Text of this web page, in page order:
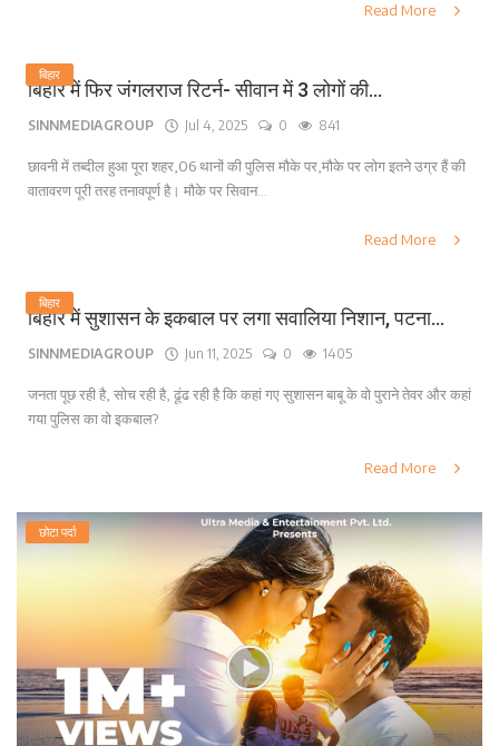
Read More
बिहार
बिहार में फिर जंगलराज रिटर्न- सीवान में 3 लोगों की...
SINNMEDIAGROUP Jul 4, 2025 0 841
छावनी में तब्दील हुआ पूरा शहर,06 थानों की पुलिस मौके पर,मौके पर लोग इतने उग्र हैं की
वातावरण पूरी तरह तनावपूर्ण है। मौके पर सिवान...
Read More
बिहार
बिहार में सुशासन के इकबाल पर लगा सवालिया निशान, पटना...
SINNMEDIAGROUP Jun 11, 2025 0 1405
जनता पूछ रही है, सोच रही है, ढूंढ रही है कि कहां गए सुशासन बाबू के वो पुराने तेवर और कहां
गया पुलिस का वो इकबाल?
Read More
छोटा पर्दा